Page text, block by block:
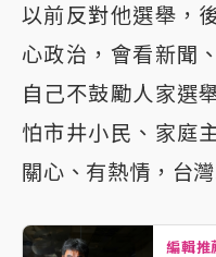
以前反對他選舉，
心政治，會看新聞
自己不鼓勵人家選
怕市井小民、家庭
關心、有熱情，台灣
編輯推